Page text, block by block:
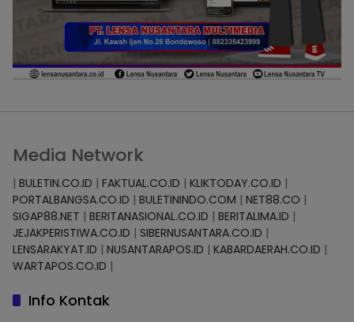
Media Network
| BULETIN.CO.ID | FAKTUAL.CO.ID | KLIKTODAY.CO.ID |
PORTALBANGSA.CO.ID | BULETININDO.COM | NET88.CO |
SIGAP88.NET | BERITANASIONAL.CO.ID | BERITALIMA.ID |
JEJAKPERISTIWA.CO.ID | SIBERNUSANTARA.CO.ID |
LENSARAKYAT.ID | NUSANTARAPOS.ID | KABARDAERAH.CO.ID |
WARTAPOS.CO.ID |
Info Kontak